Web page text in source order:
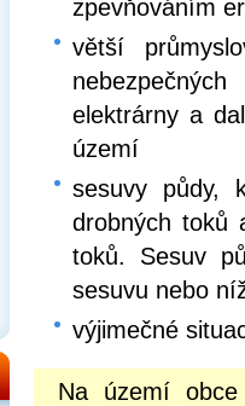
zpevňováním
větší
elektrárny a
území
sesuvy půdy,
drobných toků
toků. Sesuv
sesuvu nebo
výjimečné
Na území